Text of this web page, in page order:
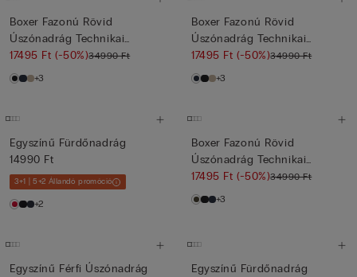
Boxer Fazonú Rövid
Úszónadrág Technikai
Szövetből
17495 Ft(-50%)34990 Ft
+3
Boxer Fazonú Rövid
Úszónadrág Technikai
Szövetből
17495 Ft(-50%)34990 Ft
+3
Egyszínű Fürdőnadrág
14990 Ft
3+1 | 5+2 Állandó promóció
+2
Boxer Fazonú Rövid
Úszónadrág Technikai
Szövetből
17495 Ft(-50%)34990 Ft
+3
Egyszínű Férfi Úszónadrág
Egyszínű Fürdőnadrág